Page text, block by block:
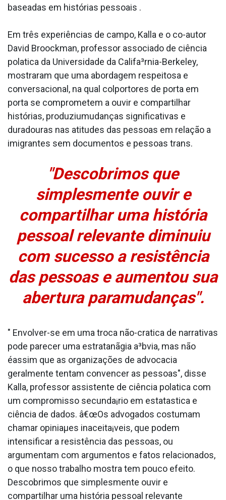
baseadas em histórias pessoais .
Em três experiências de campo, Kalla e o co-autor
David Broockman, professor associado de ciência
pola­tica da Universidade da Califa³rnia-Berkeley,
mostraram que uma abordagem respeitosa e
conversacional, na qual colportores de porta em
porta se comprometem a ouvir e compartilhar
histórias, produziumudanças significativas e
duradouras nas atitudes das pessoas em relação a
imigrantes sem documentos e pessoas trans.
"Descobrimos que
simplesmente ouvir e
compartilhar uma história
pessoal relevante diminuiu
com sucesso a resistência
das pessoas e aumentou sua
abertura paramudanças".
" Envolver-se em uma troca não-cra­tica de narrativas
pode parecer uma estratanãgia a³bvia, mas não
éassim que as organizações de advocacia
geralmente tentam convencer as pessoas", disse
Kalla, professor assistente de ciência pola­tica com
um compromisso secunda¡rio em estata­stica e
ciência de dados. â€œOs advogados costumam
chamar opiniaµes inaceita¡veis, que podem
intensificar a resistência das pessoas, ou
argumentam com argumentos e fatos relacionados,
o que nosso trabalho mostra tem pouco efeito.
Descobrimos que simplesmente ouvir e
compartilhar uma história pessoal relevante